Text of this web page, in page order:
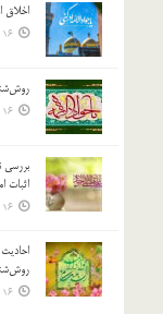
اخلاق
16 شهریور 03
16 شهریور 03
بررسی
اثبات
16 شهریور 03
16 شهریور 03